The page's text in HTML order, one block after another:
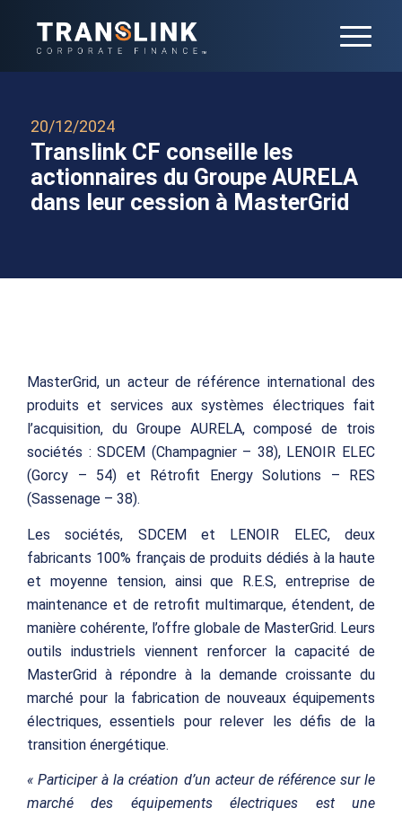
20/12/2024
Translink CF conseille les
actionnaires du Groupe AURELA
dans leur cession à MasterGrid
MasterGrid, un acteur de référence international des
produits et services aux systèmes électriques fait
l’acquisition, du Groupe AURELA, composé de trois
sociétés : SDCEM (Champagnier – 38), LENOIR ELEC
(Gorcy – 54) et Rétrofit Energy Solutions – RES
(Sassenage – 38).
Les sociétés, SDCEM et LENOIR ELEC, deux
fabricants 100% français de produits dédiés à la haute
et moyenne tension, ainsi que R.E.S, entreprise de
maintenance et de retrofit multimarque, étendent, de
manière cohérente, l’offre globale de MasterGrid. Leurs
outils industriels viennent renforcer la capacité de
MasterGrid à répondre à la demande croissante du
marché pour la fabrication de nouveaux équipements
électriques, essentiels pour relever les défis de la
transition énergétique.
« Participer à la création d’un acteur de référence sur le
marché des équipements électriques est une